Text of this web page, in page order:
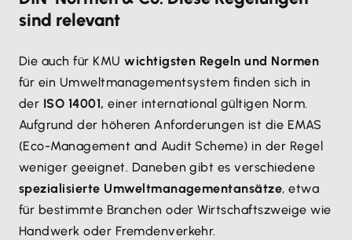
sind relevant
Die auch für KMUwichtigsten Regeln und Normen
für ein Umweltmanagementsystem finden sich in
der ISO 14001,einer international gültigen Norm.
Aufgrund der höheren Anforderungen ist die EMAS
(Eco-Management and Audit Scheme) in der Regel
weniger geeignet. Daneben gibt es verschiedene
spezialisierte Umweltmanagementansätze, etwa
für bestimmte Branchen oder Wirtschaftszweige wie
Handwerk oder Fremdenverkehr.